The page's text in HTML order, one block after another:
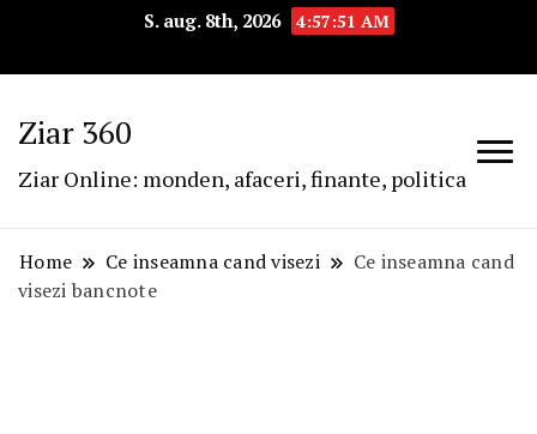
S. aug. 8th, 2026 4:57:52 AM
Ziar 360
Ziar Online: monden, afaceri, finante, politica
Home Ce inseamna cand visezi
Ce inseamna cand
visezi bancnote